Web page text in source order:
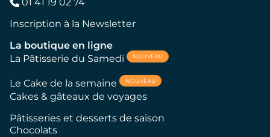
Inscription à la Newsletter
La boutique en ligne
La Pâtisserie du Samedi
NOUVEAU
Le Cake de la semaine NOUVEAU
Cakes & gâteaux de voyages
Pâtisseries et desserts de saison
Chocolats